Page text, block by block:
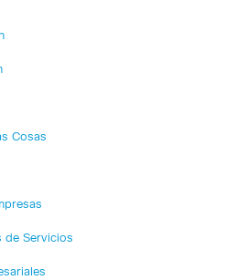
Cosas
de Servicios